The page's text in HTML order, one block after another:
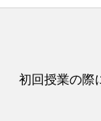
初回授業の際